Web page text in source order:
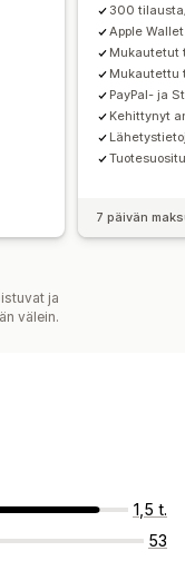
300
Apple
Mukautetut
Mukautettu
PayPal- ja
Kehittynyt
7 päivän
ja
välein.
1,5 t.
53